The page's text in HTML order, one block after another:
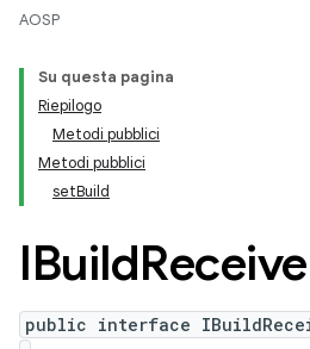
AOSP
Su questa pagina
Riepilogo
Metodi pubblici
Metodi pubblici
setBuild
IBuild
public interface